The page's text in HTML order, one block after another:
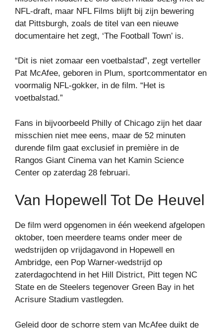
NFL-draft, maar NFL Films blijft bij zijn bewering
dat Pittsburgh, zoals de titel van een nieuwe
documentaire het zegt, ‘The Football Town’ is.
“Dit is niet zomaar een voetbalstad”, zegt verteller
Pat McAfee, geboren in Plum, sportcommentator en
voormalig NFL-gokker, in de film. “Het is
voetbalstad.”
Fans in bijvoorbeeld Philly of Chicago zijn het daar
misschien niet mee eens, maar de 52 minuten
durende film gaat exclusief in première in de
Rangos Giant Cinema van het Kamin Science
Center op zaterdag 28 februari.
Van Hopewell Tot De Heuvel
De film werd opgenomen in één weekend afgelopen
oktober, toen meerdere teams onder meer de
wedstrijden op vrijdagavond in Hopewell en
Ambridge, een Pop Warner-wedstrijd op
zaterdagochtend in het Hill District, Pitt tegen NC
State en de Steelers tegenover Green Bay in het
Acrisure Stadium vastlegden.
Geleid door de schorre stem van McAfee duikt de